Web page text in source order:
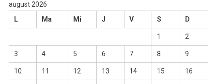
august 2026
L
Ma Mi J V S D
1 2
3 4 5 6 7 8 9
10 11 12 13 14 15 16